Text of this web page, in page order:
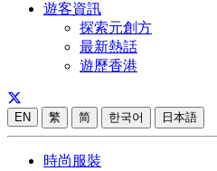
遊客資訊
探索元創方
最新熱話
遊歷香港
EN 繁 简 한국어 日本語
時尚服裝